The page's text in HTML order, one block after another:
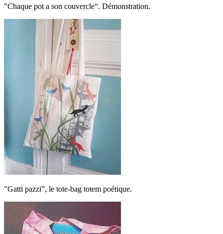
"Chaque pot a son couvercle“. Démonstration.
"Gatti pazzi”, le tote-bag totem poétique.